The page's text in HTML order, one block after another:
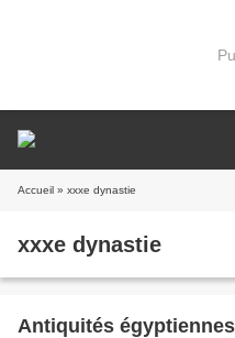
Accueil » xxxe dynastie
xxxe dynastie
Antiquités